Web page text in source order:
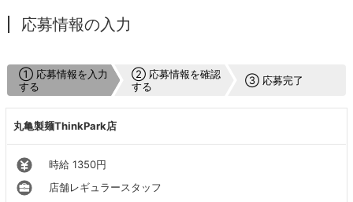
応募情報の入力
① 応募情報を入力
する
② 応募情報を確認
する
③ 応募完了
丸亀製麺ThinkPark店
時給 1350円
店舗レギュラースタッフ